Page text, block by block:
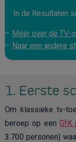
In de Resultaten
Méér over de TV-
Naar een andere
1. Eerste
Om klassieke tv-
beroep op een GfK
3.700 personen)